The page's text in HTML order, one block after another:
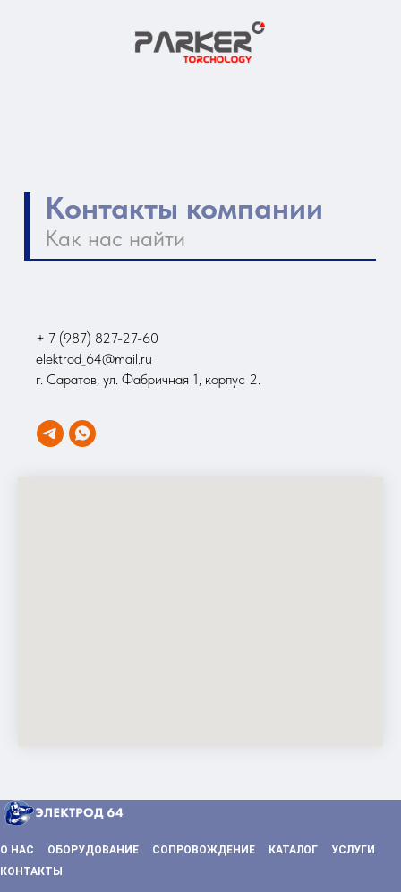
+ 7 (987) 827-27-60
elektrod_64@mail.ru
г. Саратов, ул. Фабричная 1, корпус 2.
О НАС ОБОРУДОВАНИЕ СОПРОВОЖДЕНИЕ КАТАЛОГ
УСЛУГИ
КОНТАКТЫ